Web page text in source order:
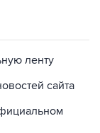
ленту
сайта